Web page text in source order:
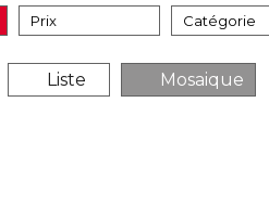
Prix Catégorie
Liste Mosaique